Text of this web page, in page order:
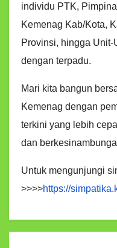
individu PTK,
Kemenag Kab/Kota,
Provinsi, hingga
dengan terpadu.
Mari kita bangun
Kemenag dengan
terkini yang lebih
dan
Untuk mengunjungi
>>>>https://